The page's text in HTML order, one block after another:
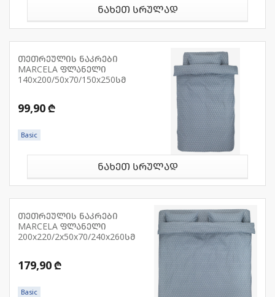
ნახეთ სრულად
თეთრეულის ნაკრები
MARCELA ფლანელი
140x200/50x70/150x250სმ
99,90 ₾
Basic
ნახეთ სრულად
თეთრეულის ნაკრები
MARCELA ფლანელი
200x220/2x50x70/240x260სმ
179,90 ₾
Basic